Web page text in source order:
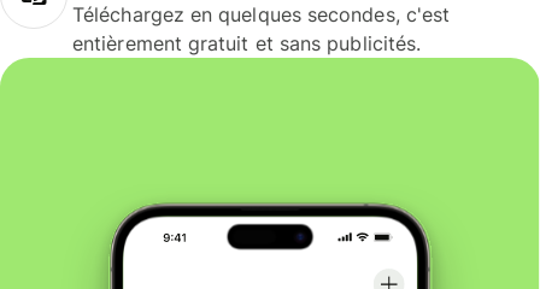
Téléchargez en quelques secondes, c'est
entièrement gratuit et sans publicités.